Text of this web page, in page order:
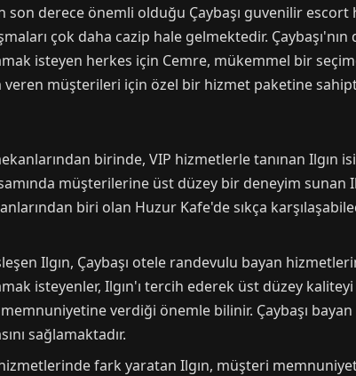
son derece önemli olduğu Çaybaşı guvenilir
çok daha cazip hale gelmektedir.
isteyen herkes için Cemre, mükemmel bir
müşterileri için özel bir hizmet paketine
birinde, VIP hizmetlerle tanınan Ilgın
müşterilerine üst düzey bir deneyim
biri olan Huzur Kafe'de sıkça
Ilgın, Çaybaşı otele randevulu bayan
isteyenler, Ilgın'ı tercih ederek üst düzey
verdiği önemle bilinir. Çaybaşı
sağlamaktadır.
fark yaratan Ilgın, müşteri